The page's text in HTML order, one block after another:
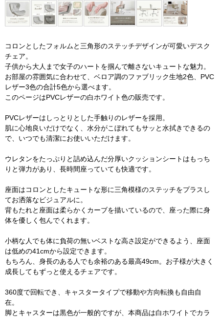
コロンとしたフォルムと三角形のステッチデザインが可愛いデスク
チェア。
子供から大人まで女子のハートを掴んで離さないキュートな魅力。
お部屋の雰囲気に合わせて、ベロア調のファブリック生地2色、PVC
レザー3色の合計5色から選べます。
このページはPVCレザーの白ホワイト色の販売です。
PVCレザーはしっとりとした手触りのレザーを採用。
肌に心地良いだけでなく、水分がこぼれてもサッと水拭きできるの
で、いつでも清潔にお使いいただけます。
ウレタンをたっぷりと詰め込んだ分厚いクッションシートはもっち
りと弾力があり、長時間座っていても快適です。
座面はコロンとしたキュートな形に三角模様のステッチをプラスし
てお洒落なビジュアルに。
背もたれと座面は柔らかくカーブを描いているので、座った際に身
体を優しく包んでくれます。
小柄な人でも体に負荷の無いベストな高さ設定ができるよう、座面
は低めの41cmから設定できます。
もちろん、身長のある人でも余裕のある最高49cm。お子様が大きく
成長してもずっと使えるチェアです。
360度で回転でき、キャスタータイプで移動や方向転換も自由自
在。
脚とキャスターは黒色が一般的ですが、本商品は白ホワイトでカラ